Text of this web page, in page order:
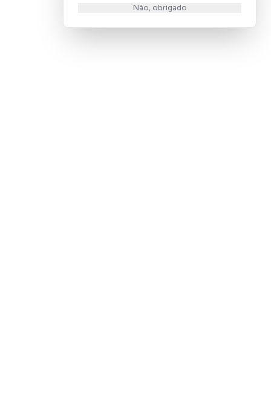
Não, obrigado